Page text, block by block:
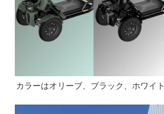
カラーはオリーブ、ブラック、ホワイト